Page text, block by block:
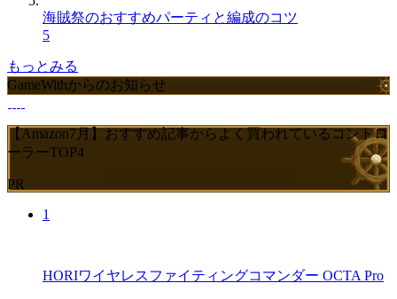
海賊祭のおすすめパーティと編成のコツ
5
もっとみる
GameWithからのお知らせ
【Amazon7月】おすすめ記事からよく買われているコントロ
ーラーTOP4
PR
1
HORIワイヤレスファイティングコマンダー OCTA Pro